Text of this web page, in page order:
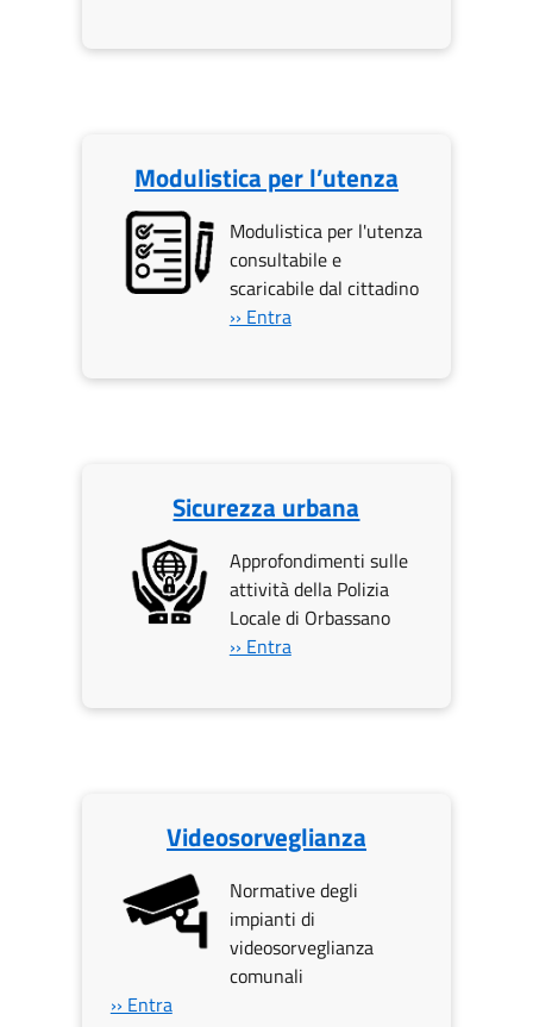
Modulistica per l’utenza
Modulistica per l'utenza
consultabile e
scaricabile dal cittadino
›› Entra
Sicurezza urbana
Approfondimenti sulle
attività della Polizia
Locale di Orbassano
›› Entra
Videosorveglianza
Normative degli
impianti di
videosorveglianza
comunali
›› Entra